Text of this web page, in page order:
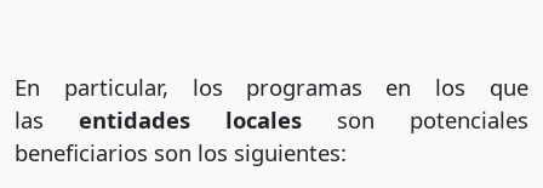
En particular, los programas en los que
las entidades locales son potenciales
beneficiarios son los siguientes: